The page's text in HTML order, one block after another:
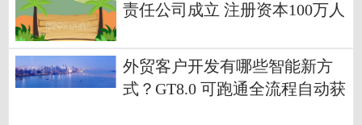
责任公司成立 注册资本100万人
外贸客户开发有哪些智能新方
式？GT8.0 可跑通全流程自动获